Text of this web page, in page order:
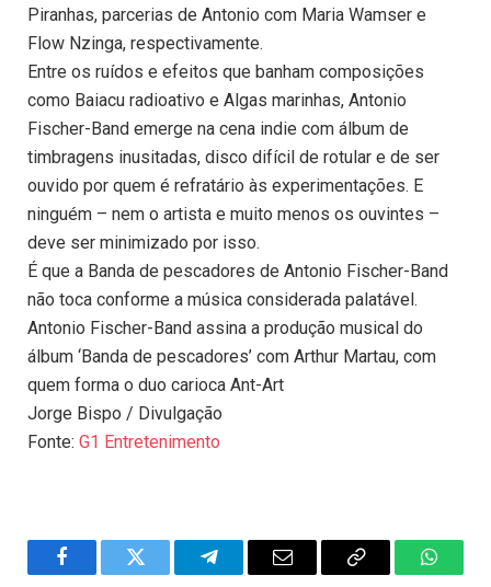
Piranhas, parcerias de Antonio com Maria Wamser e
Flow Nzinga, respectivamente.
Entre os ruídos e efeitos que banham composições
como Baiacu radioativo e Algas marinhas, Antonio
Fischer-Band emerge na cena indie com álbum de
timbragens inusitadas, disco difícil de rotular e de ser
ouvido por quem é refratário às experimentações. E
ninguém – nem o artista e muito menos os ouvintes –
deve ser minimizado por isso.
É que a Banda de pescadores de Antonio Fischer-Band
não toca conforme a música considerada palatável.
Antonio Fischer-Band assina a produção musical do
álbum ‘Banda de pescadores’ com Arthur Martau, com
quem forma o duo carioca Ant-Art
Jorge Bispo / Divulgação
Fonte: G1 Entretenimento
FacebookTwitter TelegramEmail Copy